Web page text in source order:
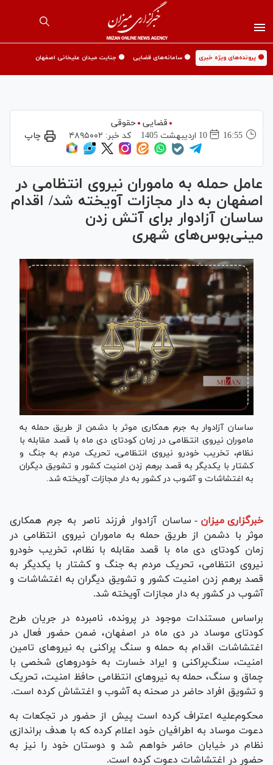
🟡 پرونده‌های ویژه خبری 🟡 سامانه‌های قضایی 🟡 جنایت میدان علیخانی اصفهان
قضایی حقوقی
16:55
10 ارديبهشت 1405 کد خبر: ۴۸۹۵۰۰۲ چاپ
عامل حمله به ماموران نیروی انتظامی در
اصفهان به دار مجازات آویخته شد/ اقدام
ساسان آزادوار برای آتش زدن
مینی‌بوس‌های شهری
ساسان آزادوار به جرم همکاری موثر با دشمن از طریق حمله به
ماموران نیروی انتظامی در زمان کودتای دی ماه با قصد مقابله با
نظام، تخریب خودرو نیروی انتظامی، تحریک مردم به جنگ و
کشتار با یکدیگر به قصد برهم زدن امنیت کشور و تشویق دیگران
به اغتشاشات و آشوب در کشور به دار مجازات آویخته شد.
خبرگزاری میزان - ساسان آزادوار فرزند ناصر به جرم همکاری
موثر با دشمن از طریق حمله به ماموران نیروی انتظامی در
زمان کودتای دی ماه با قصد مقابله با نظام، تخریب خودرو
نیروی انتظامی، تحریک مردم به جنگ و کشتار با یکدیگر به
قصد برهم زدن امنیت کشور و تشویق دیگران به اغتشاشات و
آشوب در کشور به دار مجازات آویخته شد.
براساس مستندات موجود در پرونده، نامبرده در جریان طرح
کودتای موساد در دی ماه در اصفهان، ضمن حضور فعال در
اغتشاشات اقدام به حمله و سنگ پراکنی به نیرو‌های تامین
امنیت، سنگ‌پراکنی و ایراد خسارت به خودرو‌های شخصی با
چماق و سنگ، حمله به نیرو‌های انتظامی حافظ امنیت، تحریک
و تشویق افراد حاضر در صحنه به آشوب و اغتشاش کرده است.
محکوم‌علیه اعتراف کرده است پیش از حضور در تجکعات به
دعوت موساد به اطرافیان خود اعلام کرده که با هدف براندازی
نظام در خیابان حاضر خواهم شد و دوستان خود را نیز به
حضور در اغتشاشات دعوت کرده است.